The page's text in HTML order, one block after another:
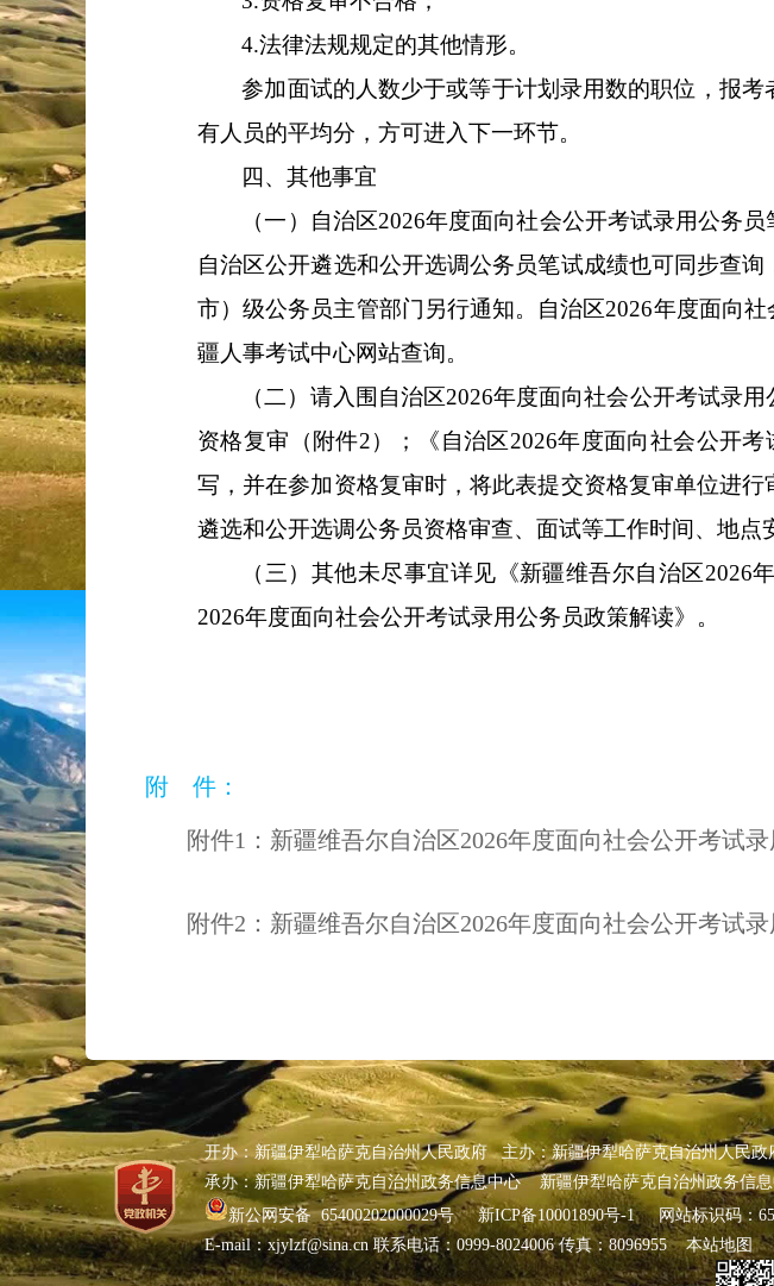
4.法律法规规定的其他情形。
参加面试的人数少于或等于计划录用数的职位，报
有人员的平均分，方可进入下一环节。
四、其他事宜
（一）自治区2026年度面向社会公开考试录用公务员
自治区公开遴选和公开选调公务员笔试成绩也可同步查
市）级公务员主管部门另行通知。自治区2026年度面向社
疆人事考试中心网站查询。
（二）请入围自治区2026年度面向社会公开考试录
资格复审（附件2）；《自治区2026年度面向社会公开
写，并在参加资格复审时，将此表提交资格复审单位进
遴选和公开选调公务员资格审查、面试等工作时间、地点
（三）其他未尽事宜详见《新疆维吾尔自治区2026
2026年度面向社会公开考试录用公务员政策解读》。
附 件：
附件1：新疆维吾尔自治区2026年度面向社会公开考试
附件2：新疆维吾尔自治区2026年度面向社会公开考试
开办：新疆伊犁哈萨克自治州人民政府 主办：新疆伊犁哈萨克自治州人民政
承办：新疆伊犁哈萨克自治州政务信息中心 新疆伊犁哈萨克自治州政务信
新公网安备 65400202000029号
新ICP备10001890号-1网站标识码：
E-mail：xjylzf@sina.cn 联系电话：0999-8024006 传真：8096955本站地图